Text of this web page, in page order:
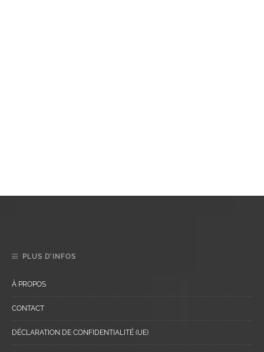
PLUS D’INFOS
À PROPOS
CONTACT
DÉCLARATION DE CONFIDENTIALITÉ (UE)